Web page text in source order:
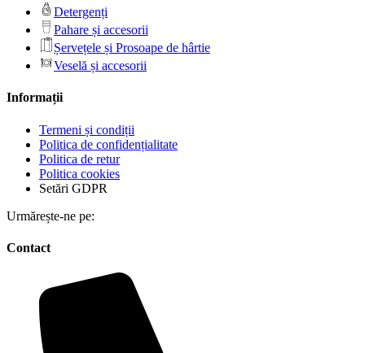
Detergenți
Pahare și accesorii
Șervețele și Prosoape de hârtie
Veselă și accesorii
Informații
Termeni și condiții
Politica de confidențialitate
Politica de retur
Politica cookies
Setări GDPR
Urmărește-ne pe:
Contact